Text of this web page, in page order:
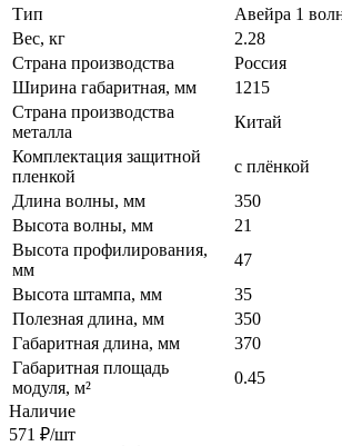
Тип
Авейра 1
Вес, кг
2.28
Страна производства
Россия
Ширина габаритная, мм
1215
Страна производства
металла
Китай
Комплектация защитной
пленкой
с плёнкой
Длина волны, мм
350
Высота волны, мм
21
Высота профилирования,
мм
47
Высота штампа, мм
35
Полезная длина, мм
350
Габаритная длина, мм
370
Габаритная площадь
модуля, м²
0.45
Наличие
571 ₽/шт